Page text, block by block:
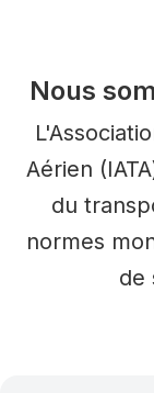
Nous
Aérien
du
normes
de